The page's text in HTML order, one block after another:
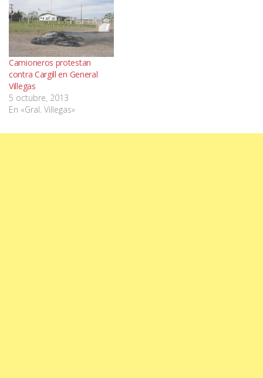
Camioneros protestan
contra Cargill en General
Villegas
5 octubre, 2013
En «Gral. Villegas»